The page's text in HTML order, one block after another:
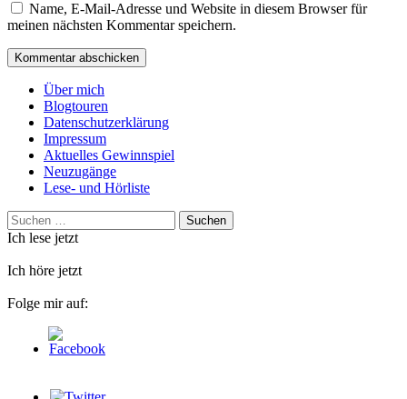
Name, E-Mail-Adresse und Website in diesem Browser für
meinen nächsten Kommentar speichern.
Über mich
Blogtouren
Datenschutzerklärung
Impressum
Aktuelles Gewinnspiel
Neuzugänge
Lese- und Hörliste
Suchen
nach:
Ich lese jetzt
Ich höre jetzt
Folge mir auf: